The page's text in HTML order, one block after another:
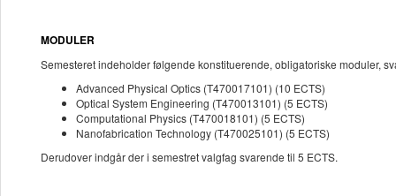
MODULER
Semesteret indeholder følgende konstituerende, obligatoriske moduler,
Advanced Physical Optics (T470017101) (10 ECTS)
Optical System Engineering (T470013101) (5 ECTS)
Computational Physics (T470018101) (5 ECTS)
Nanofabrication Technology (T470025101) (5 ECTS)
Derudover indgår der i semestret valgfag svarende til 5 ECTS.